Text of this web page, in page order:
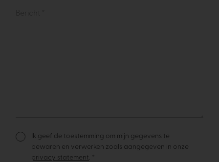
Ik geef de toestemming om mijn gegevens te
bewaren en verwerken zoals aangegeven in onze
privacy statement. *